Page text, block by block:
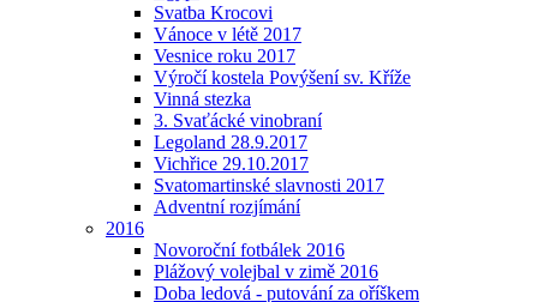
Svatba Krocovi
Vánoce v létě 2017
Vesnice roku 2017
Výročí kostela Povýšení sv. Kříže
Vinná stezka
3. Svaťácké vinobraní
Legoland 28.9.2017
Vichřice 29.10.2017
Svatomartinské slavnosti 2017
Adventní rozjímání
2016
Novoroční fotbálek 2016
Plážový volejbal v zimě 2016
Doba ledová - putování za oříškem